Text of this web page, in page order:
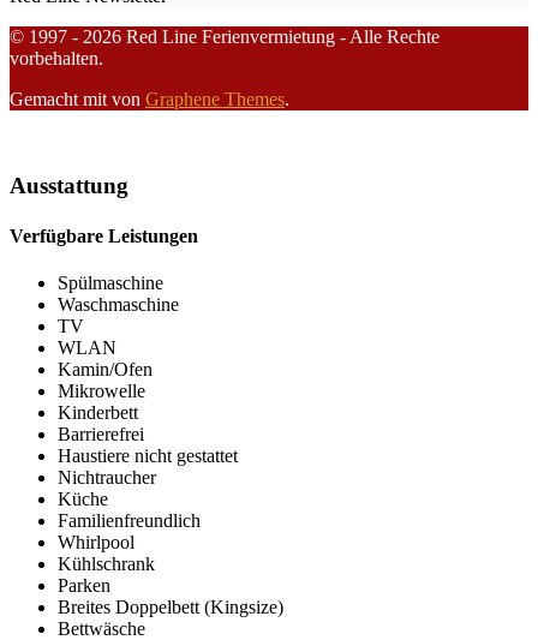
© 1997 - 2026 Red Line Ferienvermietung - Alle Rechte
vorbehalten.
Gemacht mit von Graphene Themes.
Ausstattung
Verfügbare Leistungen
Spülmaschine
Waschmaschine
TV
WLAN
Kamin/Ofen
Mikrowelle
Kinderbett
Barrierefrei
Haustiere nicht gestattet
Nichtraucher
Küche
Familienfreundlich
Whirlpool
Kühlschrank
Parken
Breites Doppelbett (Kingsize)
Bettwäsche